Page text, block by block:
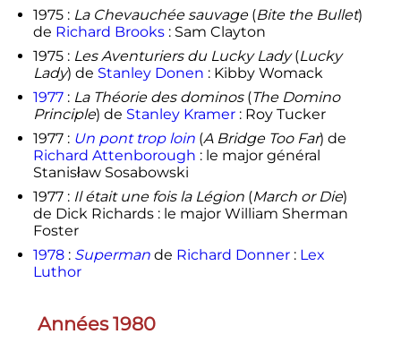
1975 : La Chevauchée sauvage(Bite the Bullet)
de Richard Brooks: Sam Clayton
1975 : Les Aventuriers du Lucky Lady(Lucky
Lady) de Stanley Donen : Kibby Womack
1977: La Théorie des dominos(The Domino
Principle) de Stanley Kramer: Roy Tucker
1977 : Un pont trop loin(A Bridge Too Far) de
Richard Attenborough : le major général
Stanisław Sosabowski
1977 : Il était une fois la Légion(March or Die)
de Dick Richards : le major William Sherman
Foster
1978: Supermande Richard Donner: Lex
Luthor
Années 1980